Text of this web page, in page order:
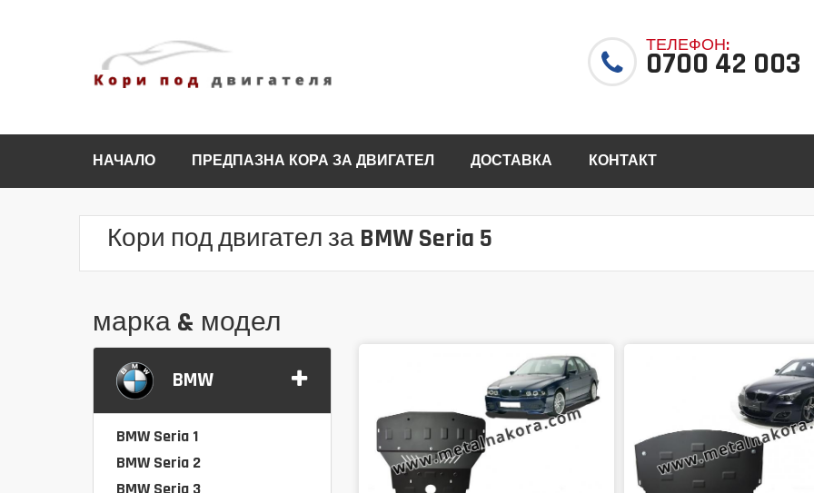
ТЕЛЕФОН:
0700 42 003
НАЧАЛО ПРЕДПАЗНА КОРА ЗА ДВИГАТЕЛ ДОСТАВКА КОНТАКТ
Кори под двигател за BMW Seria 5
марка & модел
BMW
BMW Seria 1
BMW Seria 2